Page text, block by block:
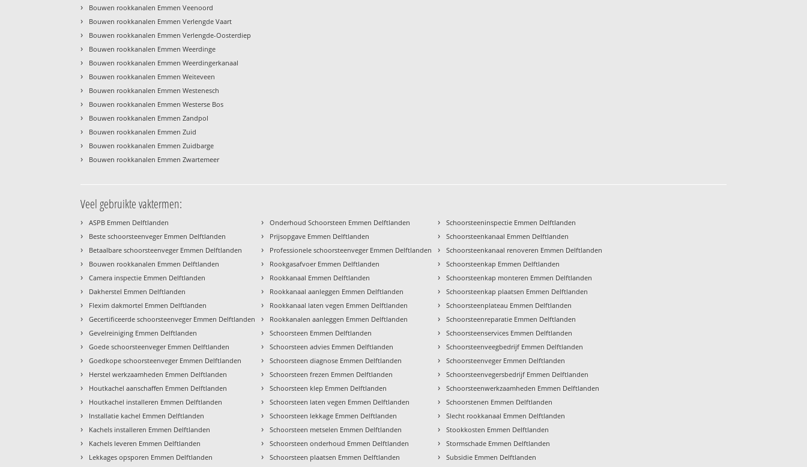
› Bouwen rookkanalen Emmen Veenoord
› Bouwen rookkanalen Emmen Verlengde Vaart
› Bouwen rookkanalen Emmen Verlengde-Oosterdiep
› Bouwen rookkanalen Emmen Weerdinge
› Bouwen rookkanalen Emmen Weerdingerkanaal
› Bouwen rookkanalen Emmen Weiteveen
› Bouwen rookkanalen Emmen Westenesch
› Bouwen rookkanalen Emmen Westerse Bos
› Bouwen rookkanalen Emmen Zandpol
› Bouwen rookkanalen Emmen Zuid
› Bouwen rookkanalen Emmen Zuidbarge
› Bouwen rookkanalen Emmen Zwartemeer
Veel gebruikte vaktermen:
› ASPB Emmen Delftlanden
› Beste schoorsteenveger Emmen Delftlanden
› Betaalbare schoorsteenveger Emmen Delftlanden
› Bouwen rookkanalen Emmen Delftlanden
› Camera inspectie Emmen Delftlanden
› Dakherstel Emmen Delftlanden
› Flexim dakmortel Emmen Delftlanden
› Gecertificeerde schoorsteenveger Emmen Delftlanden
› Gevelreiniging Emmen Delftlanden
› Goede schoorsteenveger Emmen Delftlanden
› Goedkope schoorsteenveger Emmen Delftlanden
› Herstel werkzaamheden Emmen Delftlanden
› Houtkachel aanschaffen Emmen Delftlanden
› Houtkachel installeren Emmen Delftlanden
› Installatie kachel Emmen Delftlanden
› Kachels installeren Emmen Delftlanden
› Kachels leveren Emmen Delftlanden
› Lekkages opsporen Emmen Delftlanden
› Onderhoud Schoorsteen Emmen Delftlanden
› Prijsopgave Emmen Delftlanden
› Professionele schoorsteenveger Emmen Delftlanden
› Rookgasafvoer Emmen Delftlanden
› Rookkanaal Emmen Delftlanden
› Rookkanaal aanleggen Emmen Delftlanden
› Rookkanaal laten vegen Emmen Delftlanden
› Rookkanalen aanleggen Emmen Delftlanden
› Schoorsteen Emmen Delftlanden
› Schoorsteen advies Emmen Delftlanden
› Schoorsteen diagnose Emmen Delftlanden
› Schoorsteen frezen Emmen Delftlanden
› Schoorsteen klep Emmen Delftlanden
› Schoorsteen laten vegen Emmen Delftlanden
› Schoorsteen lekkage Emmen Delftlanden
› Schoorsteen metselen Emmen Delftlanden
› Schoorsteen onderhoud Emmen Delftlanden
› Schoorsteen plaatsen Emmen Delftlanden
› Schoorsteeninspectie Emmen Delftlanden
› Schoorsteenkanaal Emmen Delftlanden
› Schoorsteenkanaal renoveren Emmen Delftlanden
› Schoorsteenkap Emmen Delftlanden
› Schoorsteenkap monteren Emmen Delftlanden
› Schoorsteenkap plaatsen Emmen Delftlanden
› Schoorsteenplateau Emmen Delftlanden
› Schoorsteenreparatie Emmen Delftlanden
› Schoorsteenservices Emmen Delftlanden
› Schoorsteenveegbedrijf Emmen Delftlanden
› Schoorsteenveger Emmen Delftlanden
› Schoorsteenvegersbedrijf Emmen Delftlanden
› Schoorsteenwerkzaamheden Emmen Delftlanden
› Schoorstenen Emmen Delftlanden
› Slecht rookkanaal Emmen Delftlanden
› Stookkosten Emmen Delftlanden
› Stormschade Emmen Delftlanden
› Subsidie Emmen Delftlanden